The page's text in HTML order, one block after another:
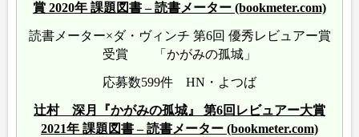
賞 2020年 課題図書 – 読書メーター (bookmeter.com)
読書メーター×ダ・ヴィンチ 第6回 優秀レビュアー賞
受賞 「かがみの孤城」
応募数599件 HN・よつば
辻村 深月『かがみの孤城』 第6回レビュアー大賞
2021年 課題図書 – 読書メーター (bookmeter.com)